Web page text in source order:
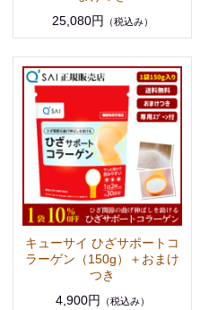
25,080円
（税込み）
キューサイ ひざサポートコ
ラーゲン（150g）＋おまけ
つき
4,900円
（税込み）